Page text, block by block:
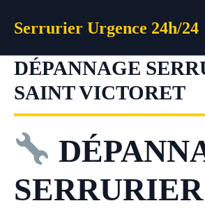
Serrurier Urgence 24h/24
DÉPANNAGE
SAINT VICTORET
SERRURIER